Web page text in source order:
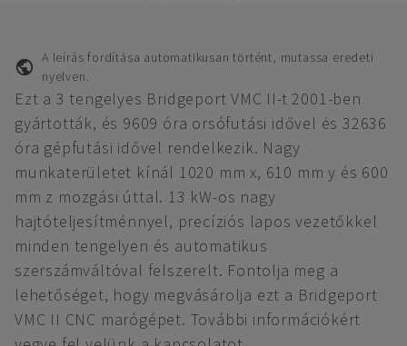
A leírás fordítása automatikusan történt, mutassa eredeti
nyelven.
Ezt a 3 tengelyes Bridgeport VMC II-t 2001-ben
gyártották, és 9609 óra orsófutási idővel és 32636
óra gépfutási idővel rendelkezik. Nagy
munkaterületet kínál 1020 mm x, 610 mm y és 600
mm z mozgási úttal. 13 kW-os nagy
hajtóteljesítménnyel, precíziós lapos vezetőkkel
minden tengelyen és automatikus
szerszámváltóval felszerelt. Fontolja meg a
lehetőséget, hogy megvásárolja ezt a Bridgeport
VMC II CNC marógépet. További információkért